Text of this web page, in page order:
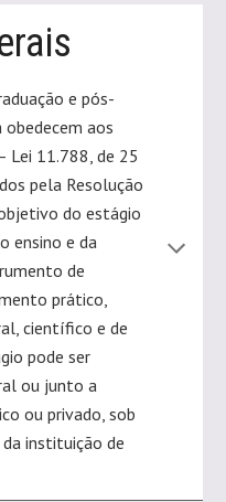
e pós-
aos
Lei 11.788, de 25
pela Resolução
do estágio
ensino e da
de
prático,
científico e de
pode ser
ou junto a
ou privado, sob
instituição de